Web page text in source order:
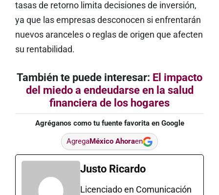
tasas de retorno limita decisiones de inversión,
ya que las empresas desconocen si enfrentarán
nuevos aranceles o reglas de origen que afecten
su rentabilidad.
También te puede interesar: El impacto
del miedo a endeudarse en la salud
financiera de los hogares
Agréganos como tu fuente favorita en Google
AgregaMéxico Ahoraen
Justo Ricardo
Licenciado en Comunicación